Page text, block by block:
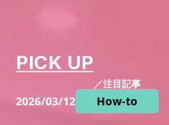
PICK UP
／注目記事
2026/03/12 How-to